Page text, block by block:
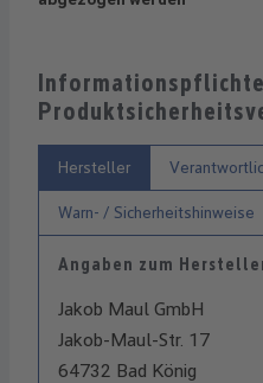
Hersteller
Warn- / Sicherheitshinweise
Angaben zum
Jakob Maul GmbH
Jakob-Maul-Str. 17
64732 Bad König